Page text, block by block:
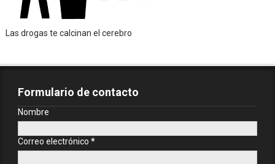
Las drogas te calcinan el cerebro
Formulario de contacto
Nombre
Correo electrónico *